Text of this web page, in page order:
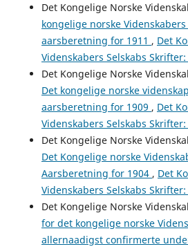
Det Kongelige Norske
kongelige norske Videnskabers
aarsberetning for 1911 , Det
Videnskabers Selskabs Skrifter:
Det Kongelige Norske
Det kongelige norske
aarsberetning for 1909 , Det
Videnskabers Selskabs Skrifter:
Det Kongelige Norske
Det Kongelige norske
Aarsberetning for 1904 , Det
Videnskabers Selskabs Skrifter:
Det Kongelige Norske
for det kongelige norske
allernaadigst confirmerte